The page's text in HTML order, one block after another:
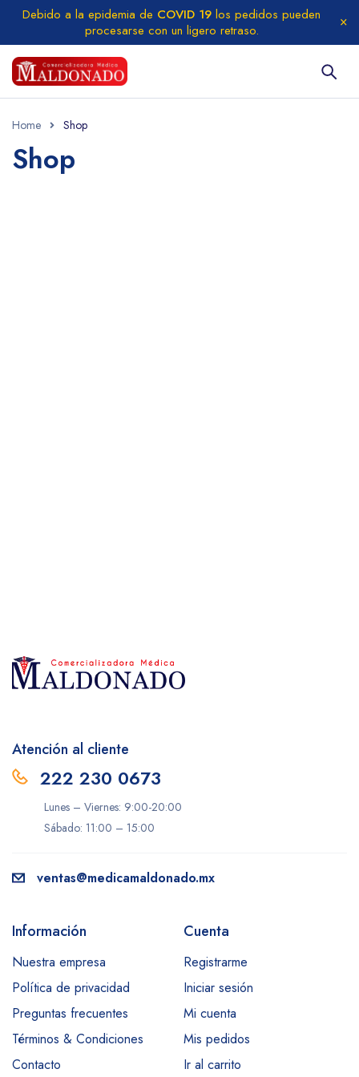
Debido a la epidemia de COVID 19 los pedidos pueden
procesarse con un ligero retraso.
Home Shop
Shop
Atención al cliente
222 230 0673
Lunes – Viernes: 9:00-20:00
Sábado: 11:00 – 15:00
ventas@medicamaldonado.mx
Información
Nuestra empresa
Política de privacidad
Preguntas frecuentes
Términos & Condiciones
Contacto
Cuenta
Registrarme
Iniciar sesión
Mi cuenta
Mis pedidos
Ir al carrito